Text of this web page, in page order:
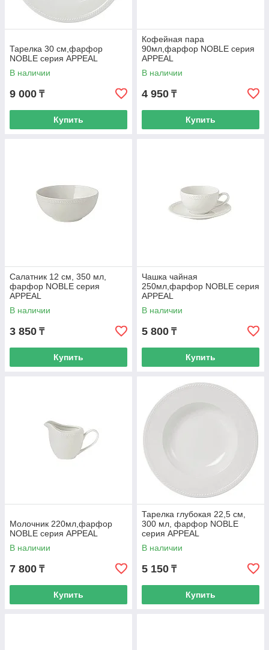
Тарелка 30 см,фарфор
NOBLE серия APPEAL
В наличии
9 000 ₸
Купить
Кофейная пара
90мл,фарфор NOBLE серия
APPEAL
В наличии
4 950 ₸
Купить
Салатник 12 см, 350 мл,
фарфор NOBLE серия
APPEAL
В наличии
3 850 ₸
Купить
Чашка чайная
250мл,фарфор NOBLE серия
APPEAL
В наличии
5 800 ₸
Купить
Молочник 220мл,фарфор
NOBLE серия APPEAL
В наличии
7 800 ₸
Купить
Тарелка глубокая 22,5 см,
300 мл, фарфор NOBLE
серия APPEAL
В наличии
5 150 ₸
Купить